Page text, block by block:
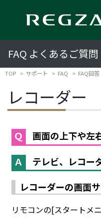
FAQ よくあるご質問
TOP サポート FAQ FAQ回答
レコーダー